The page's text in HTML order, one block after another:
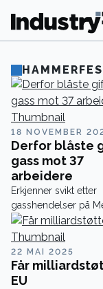
18 NOVEMBER
Derfor blåste
gass mot 37
arbeidere
Erkjenner svikt etter
gasshendelser på
22 MAI 2025
Får
EU